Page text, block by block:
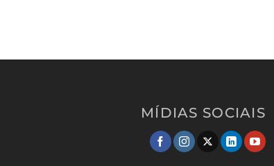
MÍDIAS SOCIAIS